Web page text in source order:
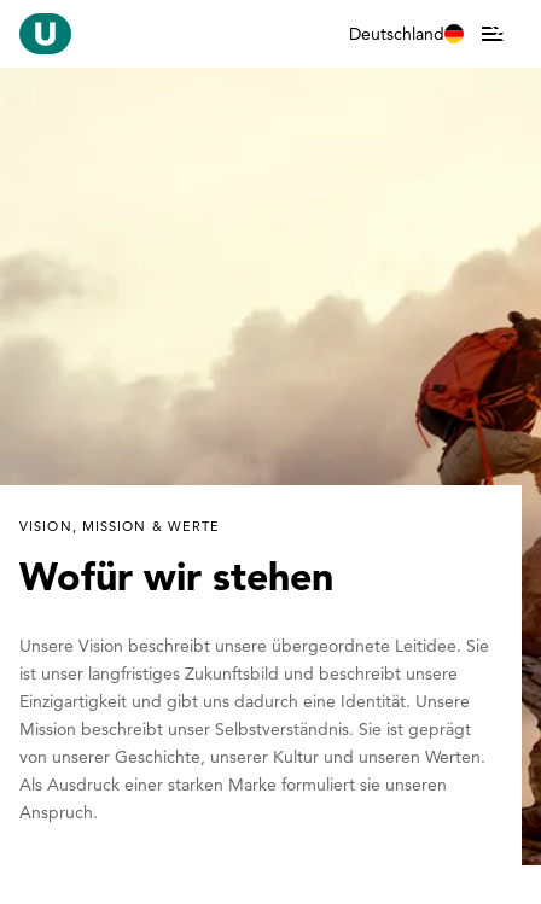
Deutschland
VISION, MISSION & WERTE
Wofür wir stehen
Unsere Vision beschreibt unsere übergeordnete Leitidee. Sie
ist unser langfristiges Zukunftsbild und beschreibt unsere
Einzigartigkeit und gibt uns dadurch eine Identität. Unsere
Mission beschreibt unser Selbstverständnis. Sie ist geprägt
von unserer Geschichte, unserer Kultur und unseren Werten.
Als Ausdruck einer starken Marke formuliert sie unseren
Anspruch.